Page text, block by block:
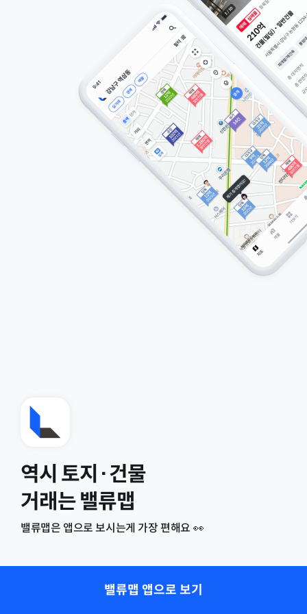
역시 토지·건물
거래는 밸류맵
밸류맵은 앱으로 보시는게 가장 편해요 👀
밸류맵 앱으로 보기